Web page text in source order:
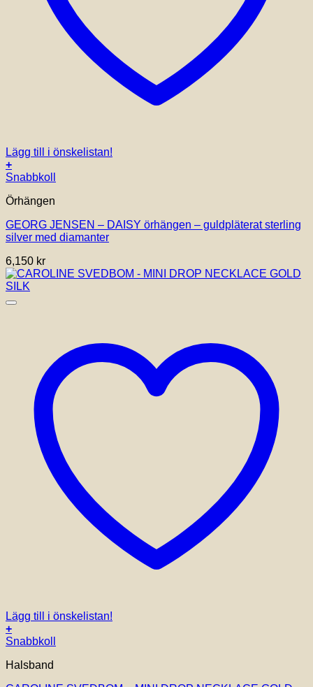
Lägg till i önskelistan!
+
Snabbkoll
Örhängen
GEORG JENSEN – DAISY örhängen – guldpläterat sterling
silver med diamanter
6,150 kr
Lägg till i önskelistan!
+
Snabbkoll
Halsband